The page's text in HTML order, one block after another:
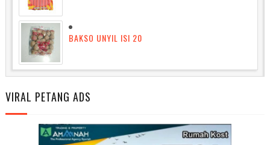
BAKSO UNYIL ISI 20
VIRAL PETANG ADS